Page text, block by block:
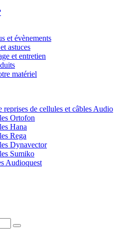
et évènements
astuces
et entretien
matériel
reprises de cellules et câbles Audio
Ortofon
Hana
Rega
Dynavector
Sumiko
Audioquest